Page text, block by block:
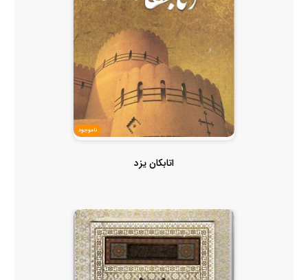
ناموجود
اتابکان یزد